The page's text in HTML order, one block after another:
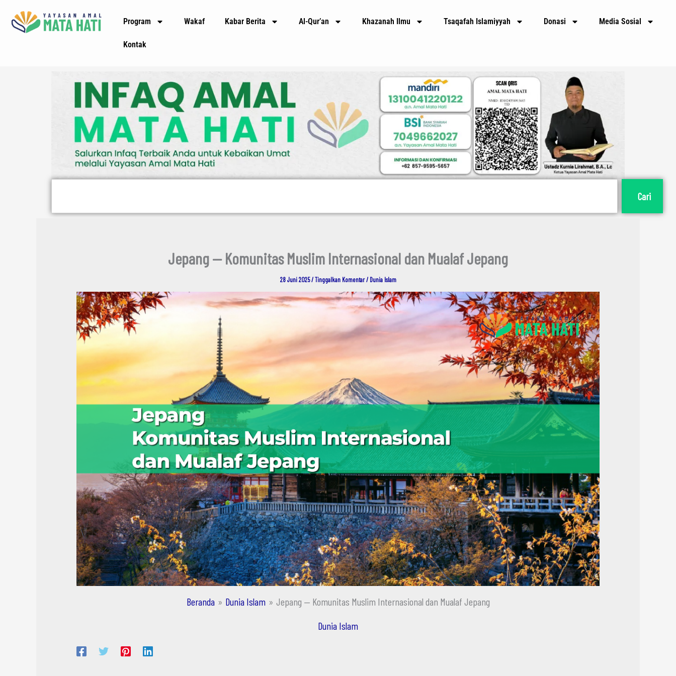
Program Wakaf Kabar Berita Al-Qur’an Khazanah Ilmu Tsaqafah Islamiyyah Donasi Media Sosial
Kontak
Cari
Jepang — Komunitas Muslim Internasional dan Mualaf Jepang
28 Juni 2025/Tinggalkan Komentar / Dunia Islam
Beranda Dunia Islam
Jepang — Komunitas Muslim Internasional dan Mualaf Jepang
Dunia Islam
a